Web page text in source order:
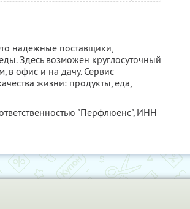
надежные поставщики,
Здесь возможен круглосуточный
в офис и на дачу. Сервис
жизни: продукты, еда,
"Перфлюенс", ИНН